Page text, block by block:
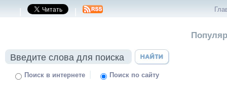
| |
Поиск в интернете | Поиск по сайту